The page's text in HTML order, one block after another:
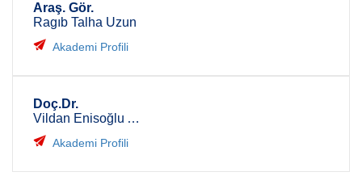
Araş. Gör.
Ragıb Talha Uzun
Akademi Profili
Doç.Dr.
Vildan Enisoğlu Atalay
Akademi Profili